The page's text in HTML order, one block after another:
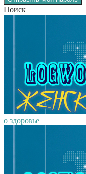
Поиск
о здоровье